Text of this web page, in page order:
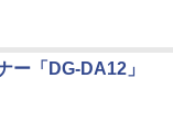
ー「DG-DA12」